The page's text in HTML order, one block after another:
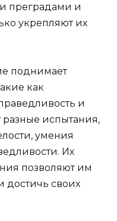
преградами и
укрепляют их
поднимает
как
и
испытания,
умения
Их
позволяют им
достичь своих